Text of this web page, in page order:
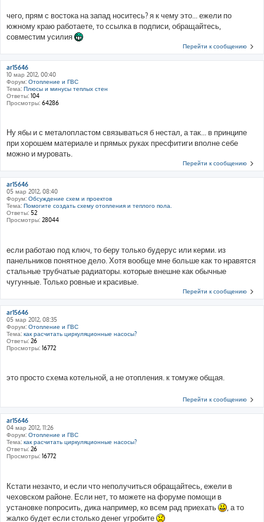
чего, прям с востока на запад носитесь? я к чему это... ежели по
южному краю работаете, то ссылка в подписи, обращайтесь,
совместим усилия
Перейти к сообщению
ar15646
10 мар 2012, 00:40
Форум: Отопление и ГВС
Тема: Плюсы и минусы теплых стен
Ответы: 104
Просмотры: 64286
Ну ябы и с металопластом связываться б нестал, а так... в принципе
при хорошем материале и прямых руках пресфитиги вполне себе
можно и муровать.
Перейти к сообщению
ar15646
05 мар 2012, 08:40
Форум: Обсуждение схем и проектов
Тема: Помогите создать схему отопления и теплого пола.
Ответы: 52
Просмотры: 28044
если работаю под ключ, то беру только будерус или керми. из
панельников понятное дело. Хотя вообще мне больше как то нравятся
стальные трубчатые радиаторы. которые внешне как обычные
чугунные. Только ровные и красивые.
Перейти к сообщению
ar15646
05 мар 2012, 08:35
Форум: Отопление и ГВС
Тема: как расчитать циркуляционные насосы?
Ответы: 26
Просмотры: 16772
это просто схема котельной, а не отопления. к томуже общая.
Перейти к сообщению
ar15646
04 мар 2012, 11:26
Форум: Отопление и ГВС
Тема: как расчитать циркуляционные насосы?
Ответы: 26
Просмотры: 16772
Кстати незачто, и если что неполучиться обращайтесь, ежели в
чеховском районе. Если нет, то можете на форуме помощи в
установке попросить, дика например, ко всем рад приехать
, а то
жалко будет если столько денег угробите